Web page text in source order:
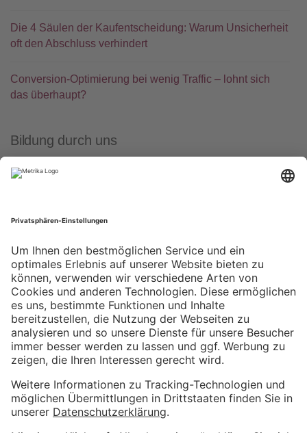
Die 4 Säulen der Kaufentscheidung: Warum Unsicherheit
oft den Abschluss verhindert
Conversion-Optimierung bei wenig Traffic – lohnt sich
das überhaupt?
Bildung durch uns
Von uns gibt es nicht nur eigene Bildungsangeboten. Auch
Studio-Seminaroder auch mit dem Google-Analytics-
&
Weitere Informationen